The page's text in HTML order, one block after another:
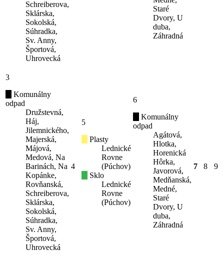
Schreiberova,
Sklárska,
Sokolská,
Súhradka,
Sv. Anny,
Športová,
Uhrovecká
Staré
Dvory, U
duba,
Záhradná
3
Komunálny
odpad
Družstevná,
Háj,
Jilemnického,
Majerská,
Májová,
Medová, Na
Barinách, Na
Kopánke,
Rovňanská,
Schreiberova,
Sklárska,
Sokolská,
Súhradka,
Sv. Anny,
Športová,
Uhrovecká
4
5
Plasty
Lednické
Rovne
(Púchov)
Sklo
Lednické
Rovne
(Púchov)
6
Komunálny
odpad
Agátová,
Hlotka,
Horenická
Hôrka,
Javorová,
Medňanská,
Medné,
Staré
Dvory, U
duba,
Záhradná
7 8 9